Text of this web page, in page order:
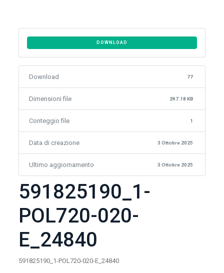
DOWNLOAD
Download 77
Dimensioni file 247.18 KB
Conteggio file 1
Data di creazione 3 Ottobre 2025
Ultimo aggiornamento 3 Ottobre 2025
591825190_1-
POL720-020-
E_24840
591825190_1-POL720-020-E_24840